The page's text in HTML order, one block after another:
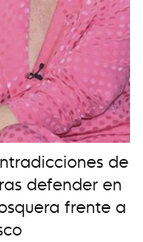
de
defender en
frente a